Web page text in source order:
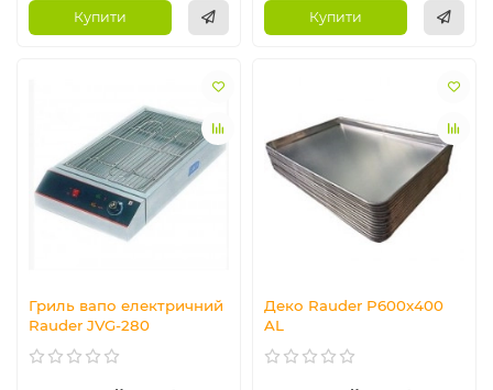
Купити Купити
Гриль вапо електричний
Rauder JVG-280
Деко Rauder P600x400
AL